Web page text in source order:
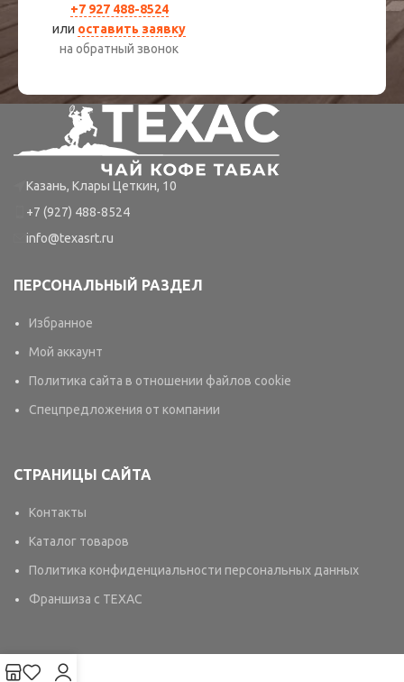
+7 927 488-8524
или оставить заявку
на обратный звонок
Казань, Клары Цеткин, 10
+7 (927) 488-8524
info@texasrt.ru
ПЕРСОНАЛЬНЫЙ РАЗДЕЛ
Избранное
Мой аккаунт
Политика сайта в отношении файлов cookie
Спецпредложения от компании
СТРАНИЦЫ САЙТА
Контакты
Каталог товаров
Политика конфиденциальности персональных данных
Франшиза с TEXAC